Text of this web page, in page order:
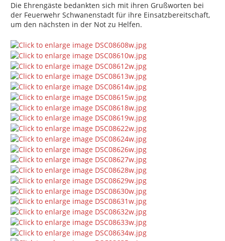
Die Ehrengäste bedankten sich mit ihren Grußworten bei
der Feuerwehr Schwanenstadt für ihre Einsatzbereitschaft,
um den nächsten in der Not zu Helfen.